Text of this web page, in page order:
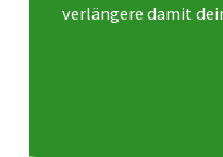
verlängere damit